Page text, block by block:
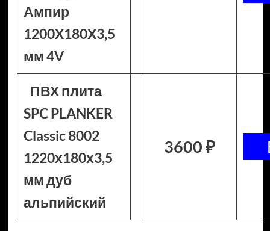
Ампир
1200Х180Х3,5
мм 4V
ПВХ плита
SPC PLANKER
Classic 8002
1220х180х3,5
мм дуб
альпийский
3600 ₽